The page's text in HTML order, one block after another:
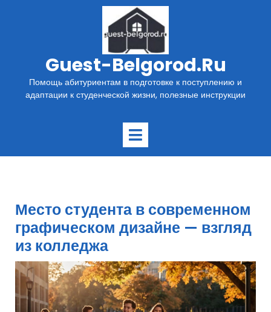
Guest-Belgorod.ru
Помощь абитуриентам в подготовке к поступлению и
адаптации к студенческой жизни, полезные инструкции
Открыть
Место студента в современном
графическом дизайне — взгляд
из колледжа